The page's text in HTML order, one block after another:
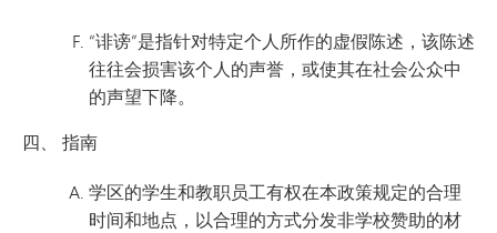
“诽谤”是指针对特定个人所作的虚假陈述，该陈述
往往会损害该个人的声誉，或使其在社会公众中
的声望下降。
四、 指南
学区的学生和教职员工有权在本政策规定的合理
时间和地点，以合理的方式分发非学校赞助的材